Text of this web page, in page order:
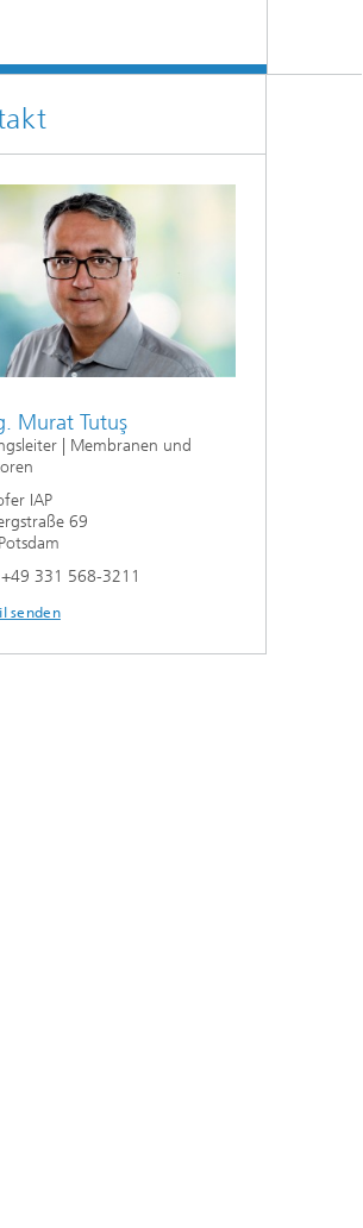
Murat Tutuş
| Membranen und
IAP
69
331 568-3211
senden